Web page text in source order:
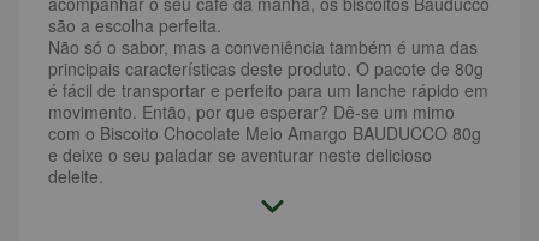
são a escolha perfeita.
Não só o sabor, mas a conveniência também é uma das
principais características deste produto. O pacote de 80g
é fácil de transportar e perfeito para um lanche rápido em
movimento. Então, por que esperar? Dê-se um mimo
com o Biscoito Chocolate Meio Amargo BAUDUCCO 80g
e deixe o seu paladar se aventurar neste delicioso
deleite.